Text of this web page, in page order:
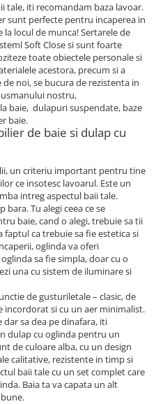
tale, iti recomandam baza lavoar.
sunt perfecte pentru incaperea in
locul de munca! Sertarele de
Soft Close si sunt foarte
toate obiectele personale si
acestora, precum si a
noi, se bucura de rezistenta in
nostru,
baie, dulapuri suspendate, baze
baie.
de baie si dulap cu
un criteriu important pentru tine
ce insotesc lavoarul. Este un
intreg aspectul baii tale.
Tu alegi ceea ce se
baie, cand o alegi, trebuie sa tii
faptul ca trebuie sa fie estetica si
oglinda va oferi
sa fie simpla, doar cu o
una cu sistem de iluminare si
de gusturiletale – clasic, de
incordorat si cu un aer minimalist.
dar sa dea pe dinafara, iti
dulap cu oglinda pentru un
de culoare alba, cu un design
calitative, rezistente in timp si
baii tale cu un set complet care
Baia ta va capata un alt